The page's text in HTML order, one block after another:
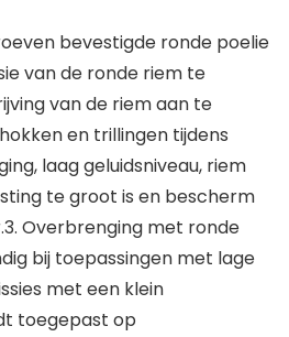
bevestigde ronde poelie
van de ronde riem te
van de riem aan te
en trillingen tijdens
laag geluidsniveau, riem
te groot is en bescherm
Overbrenging met ronde
bij toepassingen met lage
met een klein
toegepast op